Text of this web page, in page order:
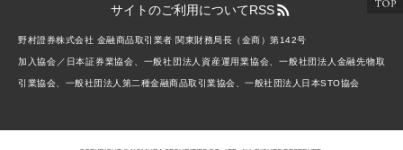
サイトのご利用についてRSS
野村證券株式会社 金融商品取引業者 関東財務局長（金商）第142号
加入協会／日本証券業協会、一般社団法人資産運用業協会、一般社団法人金融先物取
引業協会、一般社団法人第二種金融商品取引業協会、一般社団法人日本STO協会